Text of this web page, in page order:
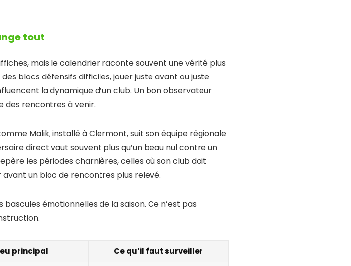
tout
mais le calendrier raconte souvent une vérité plus
blocs défensifs difficiles, jouer juste avant ou juste
la dynamique d’un club. Un bon observateur
des rencontres à venir.
Malik, installé à Clermont, suit son équipe régionale
direct vaut souvent plus qu’un beau nul contre un
les périodes charnières, celles où son club doit
un bloc de rencontres plus relevé.
émotionnelles de la saison. Ce n’est pas
principal Ce qu’il faut surveiller